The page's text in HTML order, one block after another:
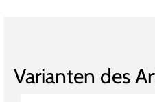
Varianten des